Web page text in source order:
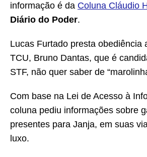
informação é da Coluna Cláudio
Diário do Poder.
Lucas Furtado presta obediência
TCU, Bruno Dantas, que é
STF, não quer saber de
Com base na Lei de Acesso à
coluna pediu informações sobre
presentes para Janja, em suas
luxo.